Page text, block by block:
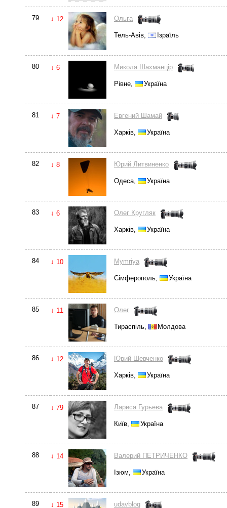
79 ↓ 12 Ольга
Тель-Авів, Ізраїль
80 ↓ 6 Микола Шахманцір
Рівне, Україна
81 ↓ 7 Евгений Шамай
Харків, Україна
82 ↓ 8 Юрий Литвиненко
Одеса, Україна
83 ↓ 6 Олег Кругляк
Харків, Україна
84 ↓ 10 Mymriya
Сімферополь, Україна
85 ↓ 11 Олег
Тираспіль, Молдова
86 ↓ 12 Юрий Шевченко
Харків, Україна
87 ↓ 79 Лариса Гурьева
Київ, Україна
88 ↓ 14 Валерий ПЕТРИЧЕНКО
Ізюм, Україна
89 ↓ 15 udavblog